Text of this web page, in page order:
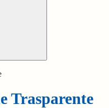
Trasparente